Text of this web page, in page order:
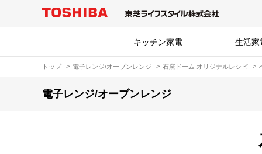
キッチン家電 生活家
トップ 電子レンジ/オーブンレンジ 石窯ドーム オリジナルレシピ
電子レンジ/オーブンレンジ